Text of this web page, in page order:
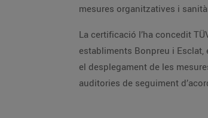
La certificació l’ha concedit TÜV Rheinland, empresa líder en serveis
establiments Bonpreu i Esclat, els magatzems d’ Hostalets de Balenyà i Les Masies de Voltregà i les oficines i l’objectiu ha estat analitzar la
el desplegament de les mesures i requisits del protocol. D’aquestes revisions s’ha obtingut el certificat “Protocol segur COVID-19” i, a partir d’ara, es faran